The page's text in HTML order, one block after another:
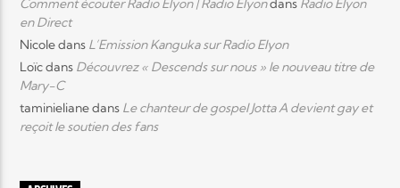
en Direct
Nicoledans L’Emission Kanguka sur Radio Elyon
Loïcdans Découvrez « Descends sur nous » le nouveau titre de
Mary-C
taminielianedans Le chanteur de gospel Jotta A devient gay et
reçoit le soutien des fans